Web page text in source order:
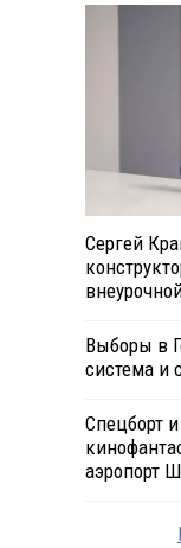
Сергей
Выборы в
система и
Спецборт
аэропорт